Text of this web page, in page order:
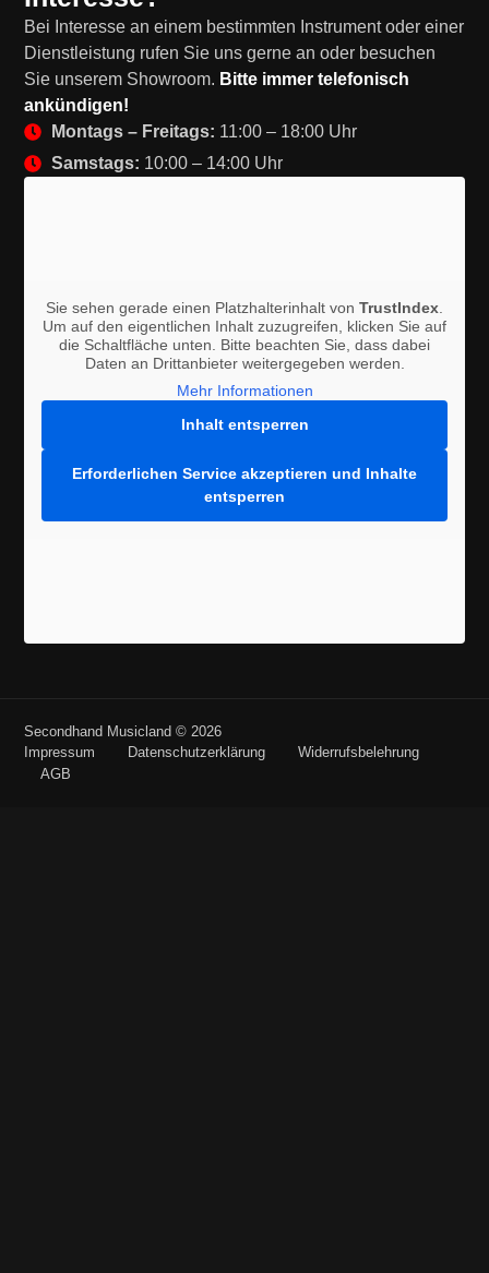
Bei Interesse an einem bestimmten Instrument oder einer
Dienstleistung rufen Sie uns gerne an oder besuchen
Sie unserem Showroom. Bitte immer telefonisch
ankündigen!
Montags – Freitags: 11:00 – 18:00 Uhr
Samstags: 10:00 – 14:00 Uhr
Sie sehen gerade einen Platzhalterinhalt von TrustIndex.
Um auf den eigentlichen Inhalt zuzugreifen, klicken Sie auf
die Schaltfläche unten. Bitte beachten Sie, dass dabei
Daten an Drittanbieter weitergegeben werden.
Mehr Informationen
Inhalt entsperren
Erforderlichen Service akzeptieren und Inhalte
entsperren
Secondhand Musicland © 2026
Impressum
Datenschutzerklärung
Widerrufsbelehrung
AGB